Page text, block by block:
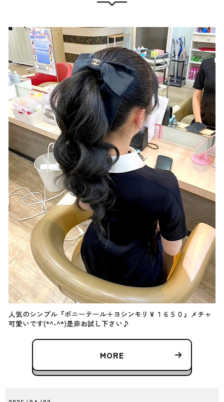
人気のシンプル『ポニーテール＋ヨシンモリ￥１６５０』メチャ
可愛いです(*^-^*)是非お試し下さい♪
MORE